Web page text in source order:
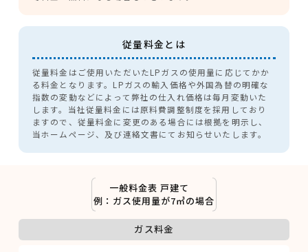
従量料金とは
従量料金はご使用いただいたLPガスの使用量に応じてかか
る料金となります。LPガスの輸入価格や外国為替の明確な
指数の変動などによって弊社の仕入れ価格は毎月変動いた
します。当社従量料金には原料費調整制度を採用しており
ますので、従量料金に変更のある場合には根拠を明示し、
当ホームページ、及び連絡文書にてお知らせいたします。
一般料金表 戸建て
例：ガス使用量が7㎥の場合
ガス料金